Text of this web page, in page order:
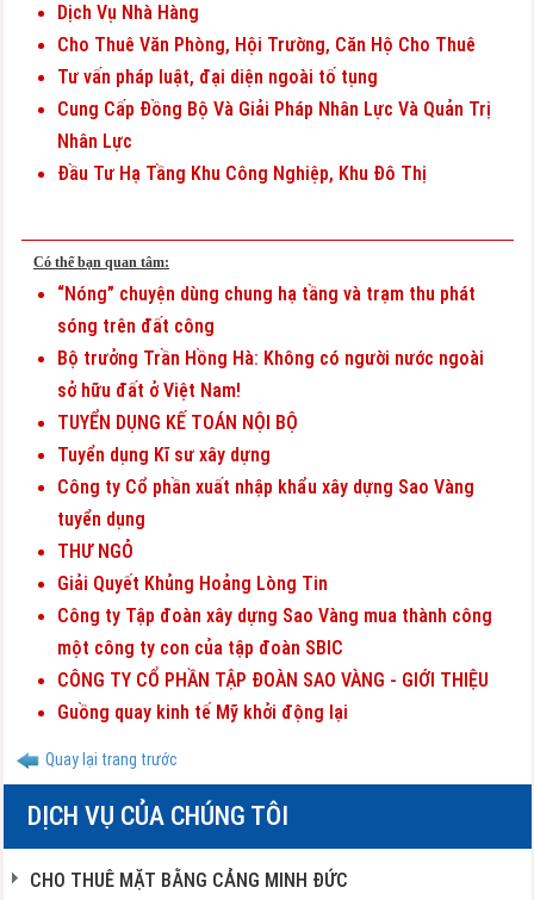
Dịch Vụ Nhà Hàng
Cho Thuê Văn Phòng, Hội Trường, Căn Hộ Cho Thuê
Tư vấn pháp luật, đại diện ngoài tố tụng
Cung Cấp Đồng Bộ Và Giải Pháp Nhân Lực Và Quản Trị
Nhân Lực
Đầu Tư Hạ Tầng Khu Công Nghiệp, Khu Đô Thị
Có thể bạn quan tâm:
“Nóng” chuyện dùng chung hạ tầng và trạm thu phát
sóng trên đất công
Bộ trưởng Trần Hồng Hà: Không có người nước ngoài
sở hữu đất ở Việt Nam!
TUYỂN DỤNG KẾ TOÁN NỘI BỘ
Tuyển dụng Kĩ sư xây dựng
Công ty Cổ phần xuất nhập khẩu xây dựng Sao Vàng
tuyển dụng
THƯ NGỎ
Giải Quyết Khủng Hoảng Lòng Tin
Công ty Tập đoàn xây dựng Sao Vàng mua thành công
một công ty con của tập đoàn SBIC
CÔNG TY CỔ PHẦN TẬP ĐOÀN SAO VÀNG - GIỚI THIỆU
Guồng quay kinh tế Mỹ khởi động lại
Quay lại trang trước
DỊCH VỤ CỦA CHÚNG TÔI
CHO THUÊ MẶT BẰNG CẢNG MINH ĐỨC